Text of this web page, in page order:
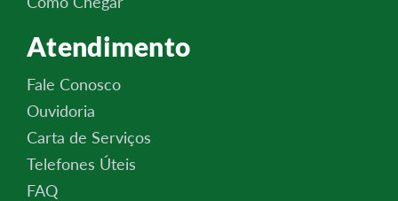
Atendimento
Fale Conosco
Ouvidoria
Carta de Serviços
Telefones Úteis
FAQ